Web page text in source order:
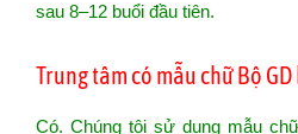
sau 8–12 buổi đầu tiên.
Trung tâm có mẫu chữ Bộ
Có. Chúng tôi sử dụng mẫu